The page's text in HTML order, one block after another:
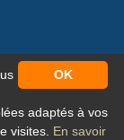
-NOS FLUX RSS
OK
adaptés à vos
visites. En savoir